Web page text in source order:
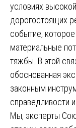
условиях
дорогостоящих
событие,
материальные
тяжбы. В этой
обоснованная
законным
справедливости
Мы, эксперты